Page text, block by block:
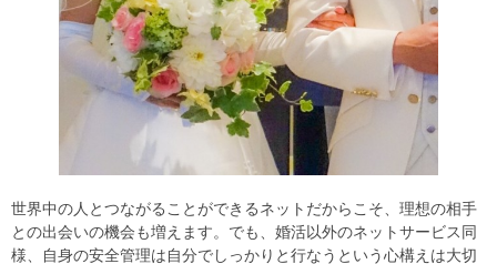
世界中の人とつながることができるネットだからこそ、理想の相手
との出会いの機会も増えます。でも、婚活以外のネットサービス同
様、自身の安全管理は自分でしっかりと行なうという心構えは大切